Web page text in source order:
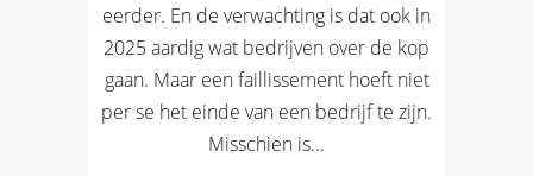
eerder. En de verwachting is dat ook in
2025 aardig wat bedrijven over de kop
gaan. Maar een faillissement hoeft niet
per se het einde van een bedrijf te zijn.
Misschien is...